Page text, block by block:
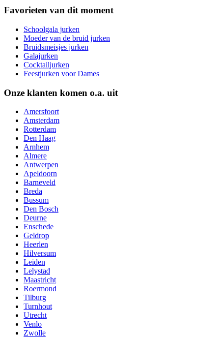
Favorieten van dit moment
Schoolgala jurken
Moeder van de bruid jurken
Bruidsmeisjes jurken
Galajurken
Cocktailjurken
Feestjurken voor Dames
Onze klanten komen o.a. uit
Amersfoort
Amsterdam
Rotterdam
Den Haag
Arnhem
Almere
Antwerpen
Apeldoorn
Barneveld
Breda
Bussum
Den Bosch
Deurne
Enschede
Geldrop
Heerlen
Hilversum
Leiden
Lelystad
Maastricht
Roermond
Tilburg
Turnhout
Utrecht
Venlo
Zwolle